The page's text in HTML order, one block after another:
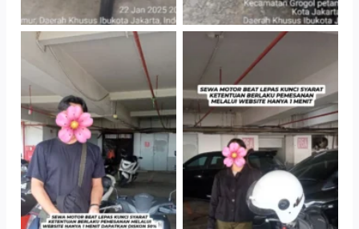
TNo Caption TNo Caption